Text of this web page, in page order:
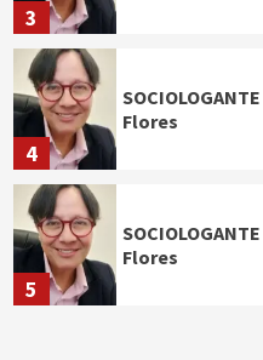
3
4
Flores
5
Flores